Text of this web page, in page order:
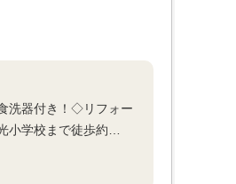
洗器付き！◇リフォー
小学校まで徒歩約…